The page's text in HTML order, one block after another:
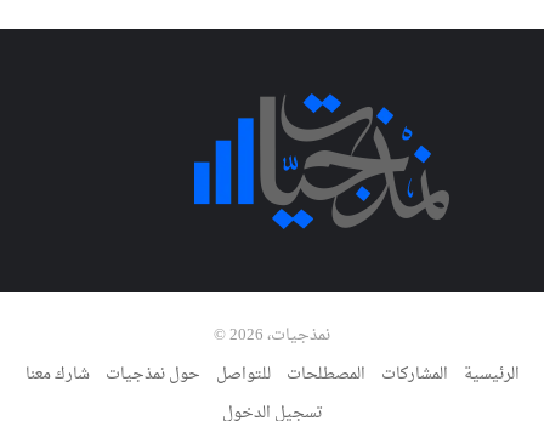
نمذجيات، 2026 ©
الرئيسية المشاركات المصطلحات للتواصل حول نمذجيات شارك معنا
تسجيل الدخول